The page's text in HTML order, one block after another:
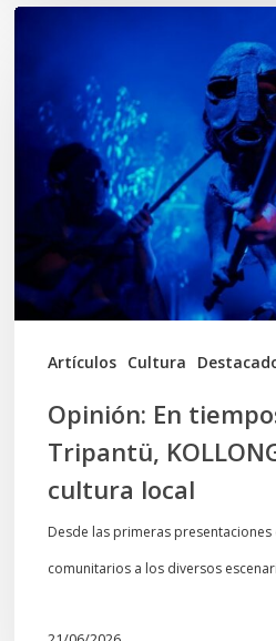
Artículos Cultura
tiempos
Wiñoy
Tripantü,
KOLLONG
impacta
la
cultura
Opinión: En
Tripantü,
cultura local
Desde las primeras presentaciones
comunitarios a los diversos